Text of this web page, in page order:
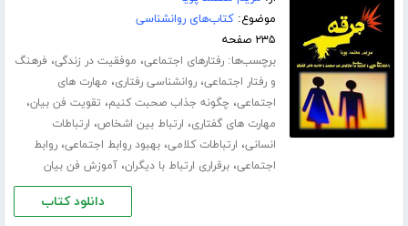
موضوع:کتاب‌های روانشناسی
۲۳۵ صفحه
برچسب‌ها:رفتارهای اجتماعی، موفقیت در زندگی، فرهنگ
و رفتار اجتماعی،روانشناسی رفتاری، مهارت های
اجتماعی، چگونه جذاب صحبت کنیم، تقویت فن بیان،
مهارت های گفتاری، ارتباط بین اشخاص، ارتباطات
انسانی، ارتباطات کلامی،بهبود روابط اجتماعی،روابط
اجتماعی،برقراری ارتباط با دیگران،آموزش فن بیان
دانلود کتاب